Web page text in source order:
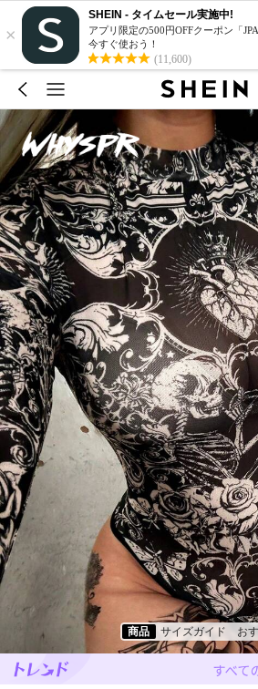
×
SHEIN - タイムセール実施中!
アプリ限定の500円OFFクーポン「
今すぐ使おう！
(11,600)
商品 サイズガイド お